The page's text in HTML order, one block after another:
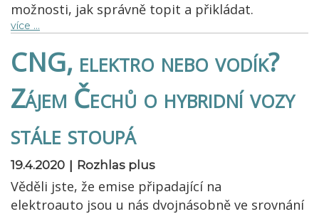
možnosti, jak správně topit a přikládat.
více …
CNG, elektro nebo vodík?
Zájem Čechů o hybridní vozy
stále stoupá
19.4.2020 | Rozhlas plus
Věděli jste, že emise připadající na
elektroauto jsou u nás dvojnásobně ve srovnání